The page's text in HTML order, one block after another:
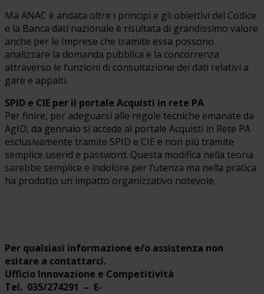
Ma ANAC è andata oltre i principi e gli obiettivi del Codice
e la Banca dati nazionale è risultata di grandissimo valore
anche per le Imprese che tramite essa possono
analizzare la domanda pubblica e la concorrenza
attraverso le funzioni di consultazione dei dati relativi a
gare e appalti.
SPID e CIE per il portale Acquisti in rete PA
Per finire, per adeguarsi alle regole tecniche emanate da
AgID, da gennaio si accede al portale Acquisti in Rete PA
esclusivamente tramite SPID e CIE e non più tramite
semplice userid e password. Questa modifica nella teoria
sarebbe semplice e indolore per l’utenza ma nella pratica
ha prodotto un impatto organizzativo notevole.
Per qualsiasi informazione e/o assistenza non
esitare a contattarci.
Ufficio Innovazione e Competitività
Tel. 035/274291 – E-